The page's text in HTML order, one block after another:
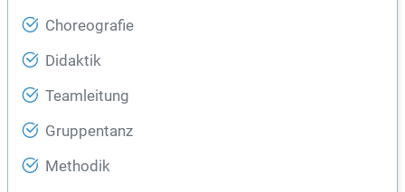
Choreografie
Didaktik
Teamleitung
Gruppentanz
Methodik